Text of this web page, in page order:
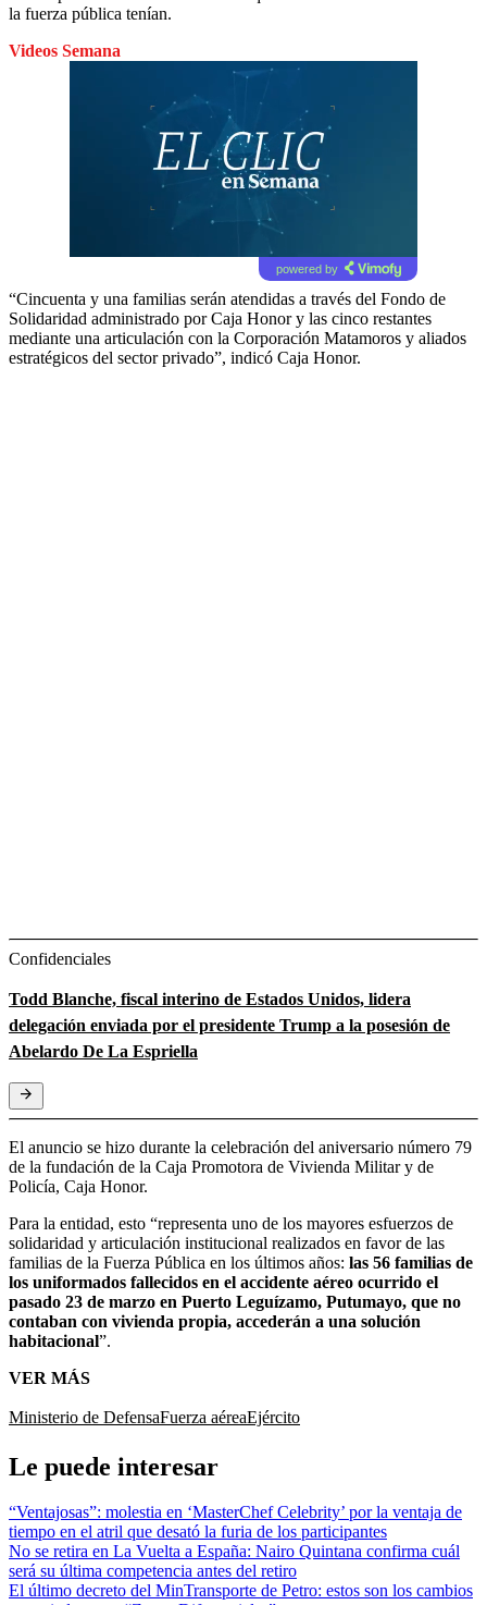
la fuerza pública tenían.
Videos Semana
powered by
“Cincuenta y una familias serán atendidas a través del Fondo de
Solidaridad administrado por Caja Honor y las cinco restantes
mediante una articulación con la Corporación Matamoros y aliados
estratégicos del sector privado”, indicó Caja Honor.
Confidenciales
Todd Blanche, fiscal interino de Estados Unidos, lidera
delegación enviada por el presidente Trump a la posesión de
Abelardo De La Espriella
El anuncio se hizo durante la celebración del aniversario número 79
de la fundación de la Caja Promotora de Vivienda Militar y de
Policía, Caja Honor.
Para la entidad, esto “representa uno de los mayores esfuerzos de
solidaridad y articulación institucional realizados en favor de las
familias de la Fuerza Pública en los últimos años: las 56 familias de
los uniformados fallecidos en el accidente aéreo ocurrido el
pasado 23 de marzo en Puerto Leguízamo, Putumayo, que no
contaban con vivienda propia, accederán a una solución
habitacional”.
VER MÁS
Ministerio de DefensaFuerza aéreaEjército
Le puede interesar
“Ventajosas”: molestia en ‘MasterChef Celebrity’ por la ventaja de
tiempo en el atril que desató la furia de los participantes
No se retira en La Vuelta a España: Nairo Quintana confirma cuál
será su última competencia antes del retiro
El último decreto del MinTransporte de Petro: estos son los cambios